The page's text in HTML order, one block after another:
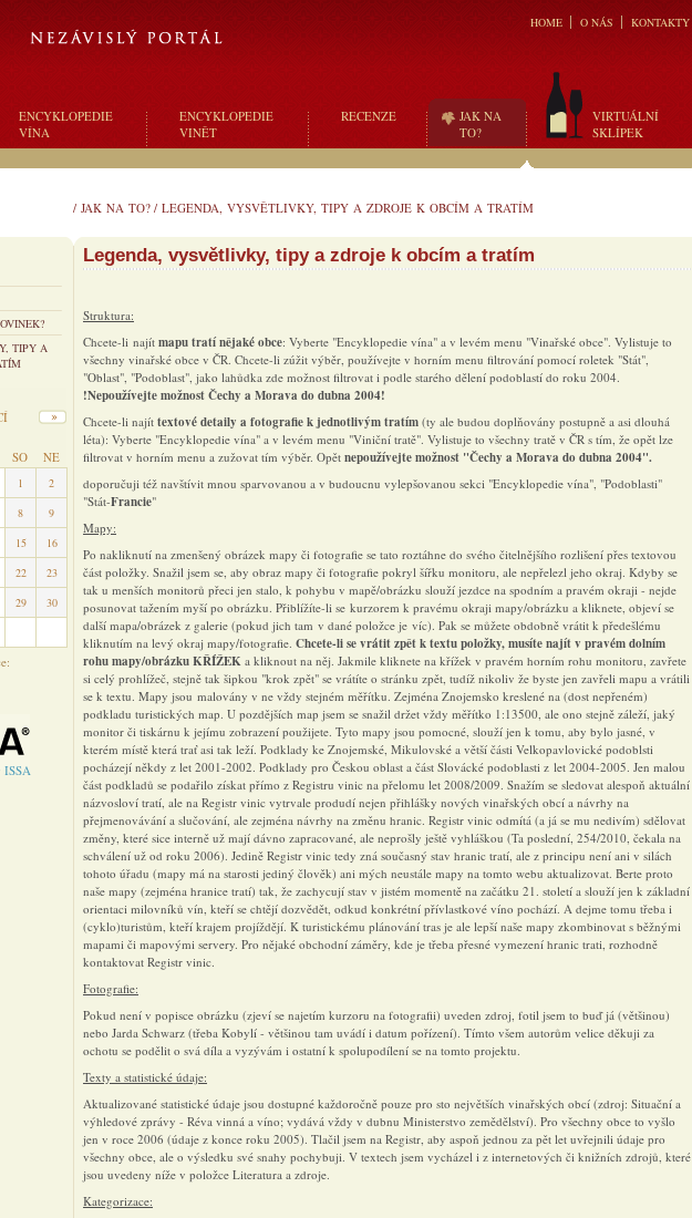
HOME O NÁS KONTAKTY
ENCYKLOPEDIE
VÍNA
ENCYKLOPEDIE
VINĚT
RECENZE
JAK NA
TO?
VIRTUÁLNÍ
SKLÍPEK
/ JAK NA TO? / LEGENDA, VYSVĚTLIVKY, TIPY A ZDROJE K OBCÍM A TRATÍM
TIPY A
SO NE
1
2
8
9
15
16
22
23
29
30
ISSA
Legenda, vysvětlivky, tipy a zdroje k obcím a tratím
Struktura:
Chcete-li najít mapu tratí nějaké obce: Vyberte "Encyklopedie vína" a v levém menu "Vinařské obce". Vylistuje to
všechny vinařské obce v ČR. Chcete-li zúžit výběr, používejte v horním menu filtrování pomocí roletek "Stát",
"Oblast", "Podoblast", jako lahůdka zde možnost filtrovat i podle starého dělení podoblastí do roku 2004.
!Nepoužívejte možnost Čechy a Morava do dubna 2004!
Chcete-li najít textové detaily a fotografie k jednotlivým tratím (ty ale budou doplňovány postupně a asi dlouhá
léta): Vyberte "Encyklopedie vína" a v levém menu "Viniční tratě". Vylistuje to všechny tratě v ČR s tím, že opět lze
filtrovat v horním menu a zužovat tím výběr. Opět nepoužívejte možnost "Čechy a Morava do dubna 2004".
doporučuji též navštívit mnou sparvovanou a v budoucnu vylepšovanou sekci "Encyklopedie vína", "Podoblasti"
"Stát-Francie"
Mapy:
Po nakliknutí na zmenšený obrázek mapy či fotografie se tato roztáhne do svého čitelnějšího rozlišení přes textovou
část položky. Snažil jsem se, aby obraz mapy či fotografie pokryl šířku monitoru, ale nepřelezl jeho okraj. Kdyby se
tak u menších monitorů přeci jen stalo, k pohybu v mapě/obrázku slouží jezdce na spodním a pravém okraji - nejde
posunovat tažením myší po obrázku. Přiblížíte-li se kurzorem k pravému okraji mapy/obrázku a kliknete, objeví se
další mapa/obrázek z galerie (pokud jich tam v dané položce je víc). Pak se můžete obdobně vrátit k předešlému
kliknutím na levý okraj mapy/fotografie. Chcete-li se vrátit zpět k textu položky, musíte najít v pravém dolním
rohu mapy/obrázku KŘÍŽEK a kliknout na něj. Jakmile kliknete na křížek v pravém horním rohu monitoru, zavřete
si celý prohlížeč, stejně tak šipkou "krok zpět" se vrátíte o stránku zpět, tudíž nikoliv že byste jen zavřeli mapu a vrátili
se k textu. Mapy jsou malovány v ne vždy stejném měřítku. Zejména Znojemsko kreslené na (dost nepřeném)
podkladu turistických map. U pozdějších map jsem se snažil držet vždy měřítko 1:13500, ale ono stejně záleží, jaký
monitor či tiskárnu k jejímu zobrazení použijete. Tyto mapy jsou pomocné, slouží jen k tomu, aby bylo jasné, v
kterém místě která trať asi tak leží. Podklady ke Znojemské, Mikulovské a větší části Velkopavlovické podoblsti
pocházejí někdy z let 2001-2002. Podklady pro Českou oblast a část Slovácké podoblasti z let 2004-2005. Jen malou
část podkladů se podařilo získat přímo z Registru vinic na přelomu let 2008/2009. Snažím se sledovat alespoň aktuální
názvosloví tratí, ale na Registr vinic vytrvale produdí nejen přihlášky nových vinařských obcí a návrhy na
přejmenovávání a slučování, ale zejména návrhy na změnu hranic. Registr vinic odmítá (a já se mu nedivím) sdělovat
změny, které sice interně už mají dávno zapracované, ale neprošly ještě vyhláškou (Ta poslední, 254/2010, čekala na
schválení už od roku 2006). Jedině Registr vinic tedy zná současný stav hranic tratí, ale z principu není ani v silách
tohoto úřadu (mapy má na starosti jediný člověk) ani mých neustále mapy na tomto webu aktualizovat. Berte proto
naše mapy (zejména hranice tratí) tak, že zachycují stav v jistém momentě na začátku 21. století a slouží jen k základní
orientaci milovníků vín, kteří se chtějí dozvědět, odkud konkrétní přívlastkové víno pochází. A dejme tomu třeba i
(cyklo)turistům, kteří krajem projíždějí. K turistickému plánování tras je ale lepší naše mapy zkombinovat s běžnými
mapami či mapovými servery. Pro nějaké obchodní záměry, kde je třeba přesné vymezení hranic trati, rozhodně
kontaktovat Registr vinic.
Fotografie:
Pokud není v popisce obrázku (zjeví se najetím kurzoru na fotografii) uveden zdroj, fotil jsem to buď já (většinou)
nebo Jarda Schwarz (třeba Kobylí - většinou tam uvádí i datum pořízení). Tímto všem autorům velice děkuji za
ochotu se podělit o svá díla a vyzývám i ostatní k spolupodílení se na tomto projektu.
Texty a statistické údaje:
Aktualizované statistické údaje jsou dostupné každoročně pouze pro sto největších vinařských obcí (zdroj: Situační a
výhledové zprávy - Réva vinná a víno; vydává vždy v dubnu Ministerstvo zemědělství). Pro všechny obce to vyšlo
jen v roce 2006 (údaje z konce roku 2005). Tlačil jsem na Registr, aby aspoň jednou za pět let uvřejnili údaje pro
všechny obce, ale o výsledku své snahy pochybuji. V textech jsem vycházel i z internetových či knižních zdrojů, které
jsou uvedeny níže v položce Literatura a zdroje.
Kategorizace: